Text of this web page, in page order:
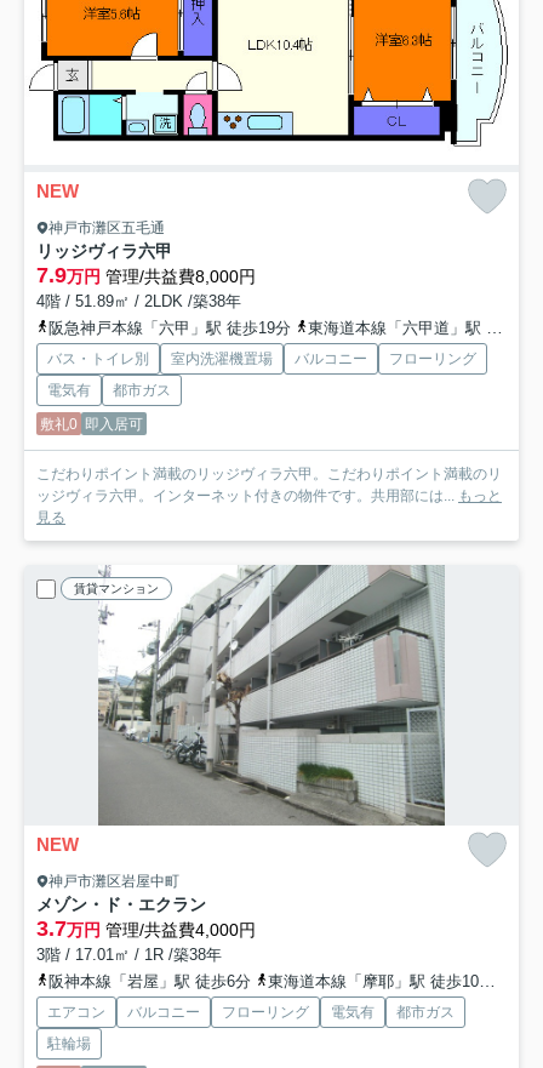
NEW
神戸市灘区五毛通
リッジヴィラ六甲
7.9万円 管理/共益費8,000円
4階 / 51.89㎡ / 2LDK /築38年
阪急神戸本線「六甲」駅 徒歩19分
東海道本線「六甲道」駅 徒歩24分
バス・トイレ別 室内洗濯機置場 バルコニー
フローリング
電気有
都市ガス
敷礼0 即入居可
こだわりポイント満載のリッジヴィラ六甲。こだわりポイント満載のリ
ッジヴィラ六甲。インターネット付きの物件です。共用部には... もっと
見る
賃貸マンション
NEW
神戸市灘区岩屋中町
メゾン・ド・エクラン
3.7万円 管理/共益費4,000円
3階 / 17.01㎡ / 1R /築38年
阪神本線「岩屋」駅 徒歩6分
東海道本線「摩耶」駅 徒歩10分
エアコン バルコニー フローリング 電気有
都市ガス
駐輪場